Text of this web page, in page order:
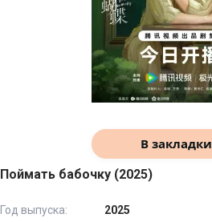
В закладки
Поймать бабочку (2025)
Год выпуска: 2025